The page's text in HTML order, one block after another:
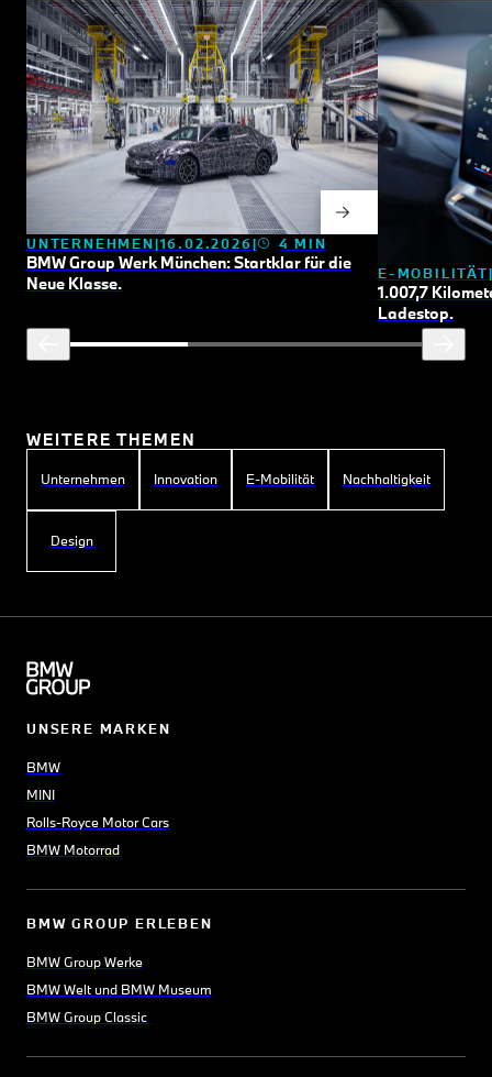
UNTERNEHMEN 16.02.2026 4 MIN
BMW Group Werk München: Startklar für die
Neue Klasse.
E-MOBILITÄT
1.007,7
Ladestop.
WEITERE THEMEN
Unternehmen Innovation E-Mobilität Nachhaltigkeit
Design
UNSERE MARKEN
BMW
MINI
Rolls-Royce Motor Cars
BMW Motorrad
BMW GROUP ERLEBEN
BMW Group Werke
BMW Welt und BMW Museum
BMW Group Classic